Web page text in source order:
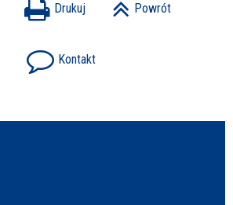
Drukuj Powrót
Kontakt